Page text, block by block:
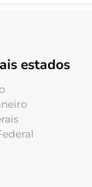
estados